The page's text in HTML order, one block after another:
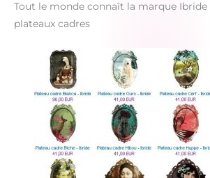
Tout le monde connaît la marque Ibride
plateaux cadres